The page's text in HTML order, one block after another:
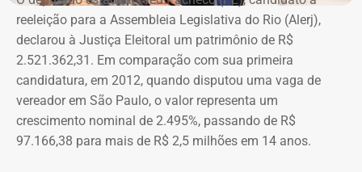
“botão do pânico”, ferramenta criada em 2019 pela
Polícia Militar do Rio. O objeto é conectado a uma
tornozeleira eletrônica usada pelo agressor. Em caso de
aproximação, a central de monitoramento é acionada e
entra em contato com a vítima e o agressor por telefone.
eleição como suplente, Elton Cristo informou possuir três
veículos, um consórcio não contemplado e depósitos em
conta corrente, totalizando R$ 378,4 mil.
Quatro anos depois, nas eleições de 2022, quando voltou
a disputar uma vaga na Assembleia Legislativa (Alerj) e
novamente ficou como suplente, o patrimônio declarado
saltou para R$ 1.658.540,00. Na ocasião, os bens
reeleição para a Assembleia Legislativa do Rio (Alerj),
declarou à Justiça Eleitoral um patrimônio de R$
2.521.362,31. Em comparação com sua primeira
candidatura, em 2012, quando disputou uma vaga de
vereador em São Paulo, o valor representa um
crescimento nominal de 2.495%, passando de R$
97.166,38 para mais de R$ 2,5 milhões em 14 anos.